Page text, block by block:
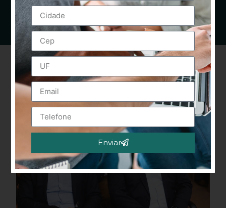
Enviar
Alternative: